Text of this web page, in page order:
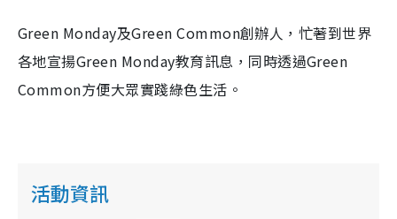
Green Monday及Green Common創辦人，忙著到世界
各地宣揚Green Monday教育訊息，同時透過Green
Common方便大眾實踐綠色生活。
活動資訊